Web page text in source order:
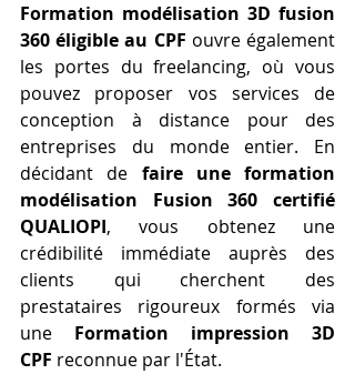
Formation modélisation 3D fusion
360 éligible au CPF ouvre également
les portes du freelancing, où vous
pouvez proposer vos services de
conception à distance pour des
entreprises du monde entier. En
décidant de faire une formation
modélisation Fusion 360 certifié
QUALIOPI, vous obtenez une
crédibilité immédiate auprès des
clients qui cherchent des
prestataires rigoureux formés via
une Formation impression 3D
CPF reconnue par l'État.